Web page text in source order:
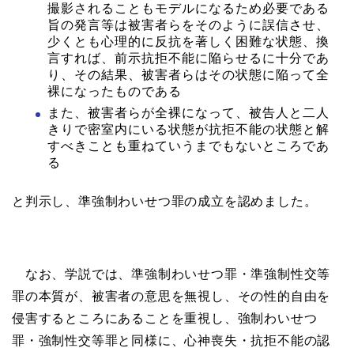
撮影されることもモデルになるため必要である
旨の発言等は被害者らをそのように誤信させ、
少くとも心理的に反抗を著しく困難な状態、換
言すれば、前示抗拒不能に陥らせるに十分であ
り、その結果、被害者らはその状態に陥って全
裸になったものである
また、被害者らが全裸になって、被告人と二人
きりで密室内にいる状態が抗拒不能の状態と解
すべきことも重ねていうまでもないところであ
る
と判示し、準強制わいせつ罪の成立を認めました。
なお、学説では、準強制わいせつ罪・準強制性交等
罪の本質が、被害者の意思を無視し、その性的自由を
侵害するところにあることを重視し、強制わいせつ
罪・強制性交等罪と同様に、心神喪失・抗拒不能の認